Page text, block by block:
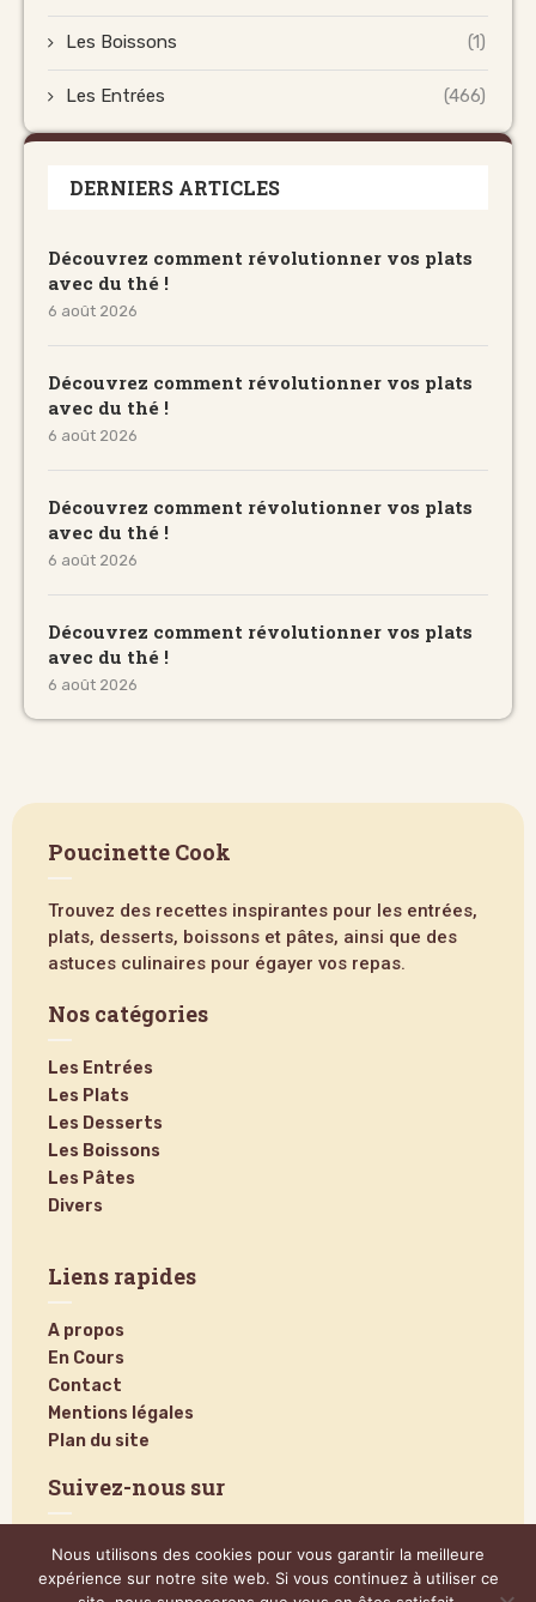
Les Boissons (1)
Les Entrées (466)
DERNIERS ARTICLES
Découvrez comment révolutionner vos plats
avec du thé !
6 août 2026
Découvrez comment révolutionner vos plats
avec du thé !
6 août 2026
Découvrez comment révolutionner vos plats
avec du thé !
6 août 2026
Découvrez comment révolutionner vos plats
avec du thé !
6 août 2026
Poucinette Cook
Trouvez des recettes inspirantes pour les entrées,
plats, desserts, boissons et pâtes, ainsi que des
astuces culinaires pour égayer vos repas.
Nos catégories
Les Entrées
Les Plats
Les Desserts
Les Boissons
Les Pâtes
Divers
Liens rapides
A propos
En Cours
Contact
Mentions légales
Plan du site
Suivez-nous sur
Nous utilisons des cookies pour vous garantir la meilleure
expérience sur notre site web. Si vous continuez à utiliser ce